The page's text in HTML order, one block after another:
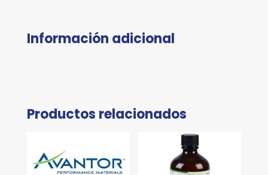
Información adicional
Productos relacionados